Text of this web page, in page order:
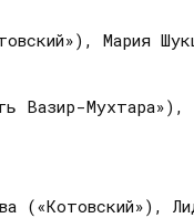
Мария
Вазир-Мухтара»),
(«Котовский»),